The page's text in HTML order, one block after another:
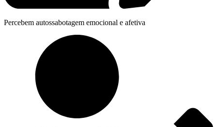
Percebem autossabotagem emocional e afetiva